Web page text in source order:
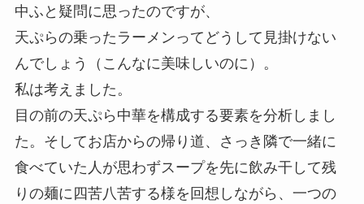
中ふと疑問に思ったのですが、
天ぷらの乗ったラーメンってどうして見掛けない
んでしょう（こんなに美味しいのに）。
私は考えました。
目の前の天ぷら中華を構成する要素を分析しまし
た。そしてお店からの帰り道、さっき隣で一緒に
食べていた人が思わずスープを先に飲み干して残
りの麺に四苦八苦する様を回想しながら、一つの